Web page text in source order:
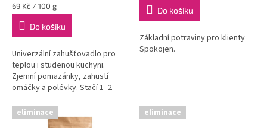
Měrná
cena:
69 Kč / 100 g
Do košíku
Univerzální zahušťovadlo pro
teplou i studenou kuchyni.
Zjemní pomazánky, zahustí
omáčky a polévky. Stačí 1–2
lžičky!
Do košíku
Základní potraviny pro klienty
Spokojen.
eliminace eliminace